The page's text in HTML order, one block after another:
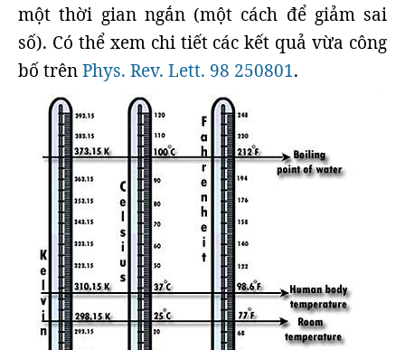
một thời gian ngắn (một cách để giảm sai
số). Có thể xem chi tiết các kết quả vừa công
bố trênPhys. Rev. Lett. 98 250801.